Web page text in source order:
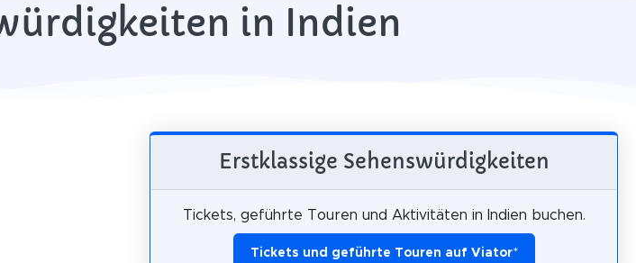
in Indien
Erstklassige Sehenswürdigkeiten
Tickets, geführte Touren und Aktivitäten in Indien buchen.
Tickets und geführte Touren auf Viator*